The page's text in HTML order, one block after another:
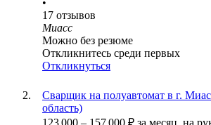
•
17 отзывов
Миасс
Можно без резюме
Откликнитесь среди первых
Откликнуться
Сварщик на полуавтомат в г.
область)